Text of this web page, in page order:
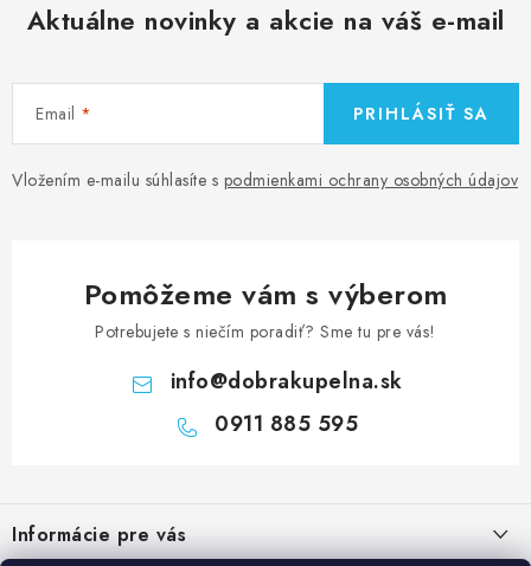
Aktuálne novinky a akcie na váš e-mail
Email
Vložením e-mailu súhlasíte s podmienkami ochrany osobných údajov
PRIHLÁSIŤ SA
Pomôžeme vám s výberom
Potrebujete s niečím poradiť? Sme tu pre vás!
info@dobrakupelna.sk
0911 885 595
pInformácie pre vás